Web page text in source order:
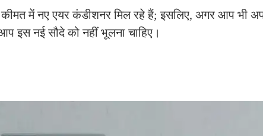
में नए एयर कंडीशनर मिल रहे हैं; इसलिए, अगर आप भी
इस नई सौदे को नहीं भूलना चाहिए।